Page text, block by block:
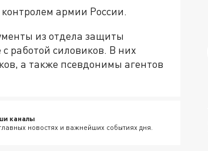
армии России.
из отдела защиты
работой силовиков. В них
а также псевдонимы агентов
каналы
новостях и важнейших событиях дня.